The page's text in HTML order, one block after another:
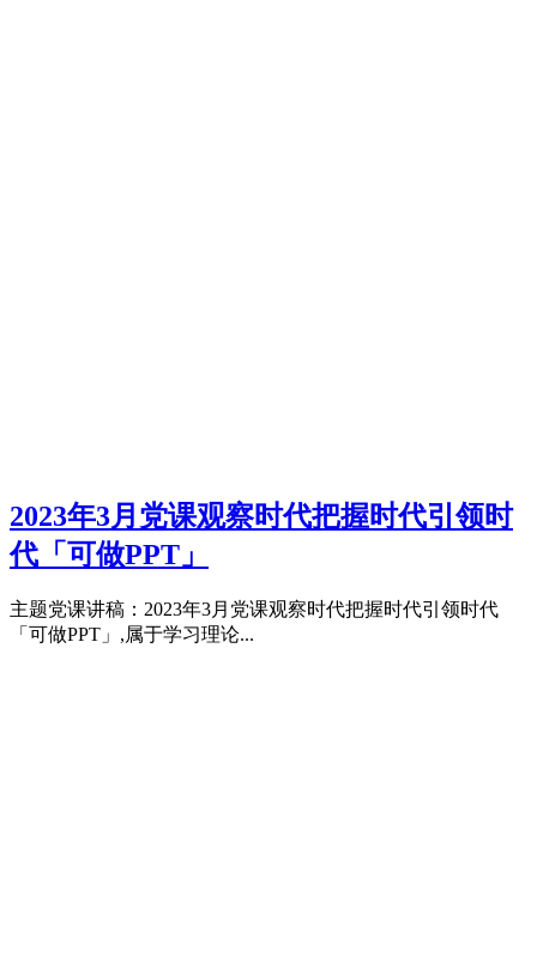
2023年3月党课观察时代把握时代引领时
代「可做PPT」
主题党课讲稿：2023年3月党课观察时代把握时代引领时代
「可做PPT」,属于学习理论...